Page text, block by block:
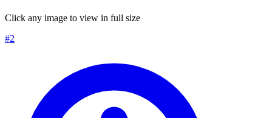
Click any image to view in full size
#2